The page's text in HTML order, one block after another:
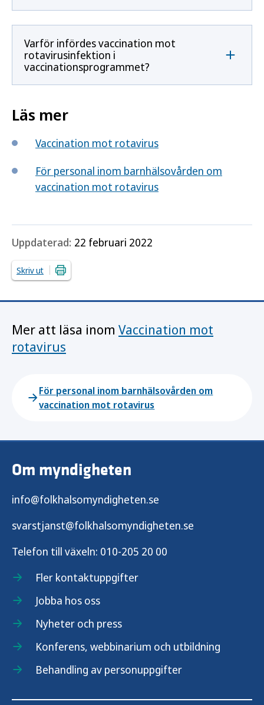
Varför infördes vaccination mot
rotavirusinfektion i
vaccinationsprogrammet?
Läs mer
Vaccination mot rotavirus
För personal inom barnhälsovården om
vaccination mot rotavirus
Uppdaterad: 22 februari 2022
Skriv ut
Mer att läsa inom Vaccination mot
rotavirus
För personal inom barnhälsovården om
vaccination mot rotavirus
Om myndigheten
info@folkhalsomyndigheten.se
svarstjanst@folkhalsomyndigheten.se
Telefon till växeln: 010-205 20 00
Fler kontaktuppgifter
Jobba hos oss
Nyheter och press
Konferens, webbinarium och utbildning
Behandling av personuppgifter